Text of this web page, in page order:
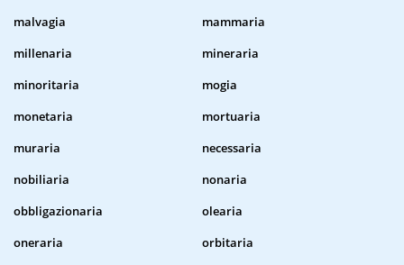
malvagia
mammaria
millenaria
mineraria
minoritaria
mogia
monetaria
mortuaria
muraria
necessaria
nobiliaria
nonaria
obbligazionaria
olearia
oneraria
orbitaria